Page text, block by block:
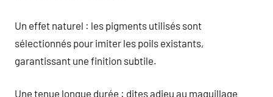
Un effet naturel : les pigments utilisés sont
sélectionnés pour imiter les poils existants,
garantissant une finition subtile.
Une tenue longue durée : dites adieu au maquillage